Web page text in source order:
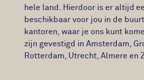
hele land. Hierdoor is er altijd
beschikbaar voor jou in de
kantoren, waar je ons kunt
zijn gevestigd in Amsterdam,
Rotterdam, Utrecht, Almere en